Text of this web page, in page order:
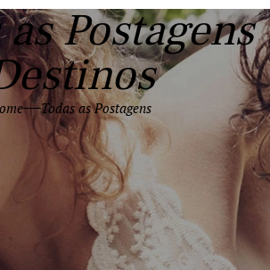
Postagens
Todas as Postagens